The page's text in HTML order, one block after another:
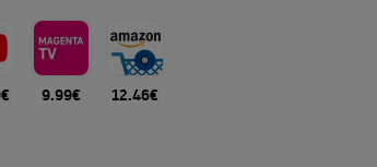
9.99€ 12.46€